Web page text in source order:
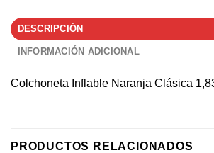
DESCRIPCIÓN
INFORMACIÓN ADICIONAL
Colchoneta Inflable Naranja Clásica
PRODUCTOS RELACIONADOS